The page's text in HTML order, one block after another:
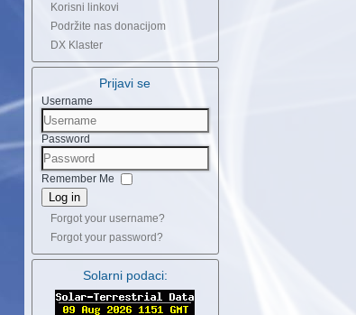
Korisni linkovi
Podržite nas donacijom
DX Klaster
Prijavi se
Username
Password
Remember Me
Log in
Forgot your username?
Forgot your password?
Solarni podaci: